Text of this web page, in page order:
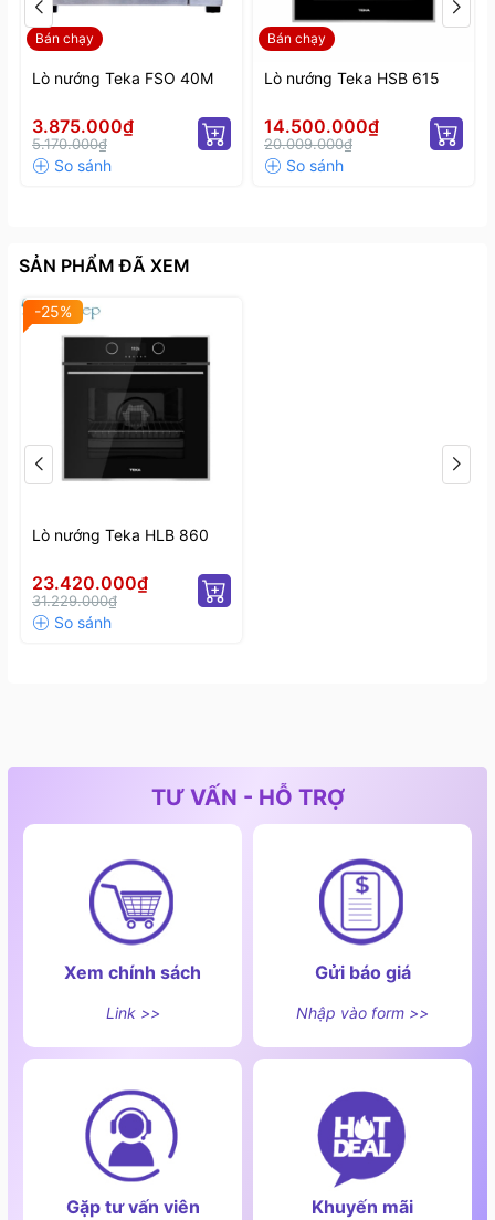
3. Phụ kiện theo kèm
- Khay nướng có rãnh và vỉ nướng
Bán chạy
Lò nướng Teka FSO 40M
3.875.000₫
5.170.000₫
Bán chạy
Lò nướng Teka HSB 615
14.500.000₫
20.009.000₫
SẢN PHẨM ĐÃ XEM
-25%
Lò nướng Teka HLB 860
23.420.000₫
31.229.000₫
TƯ VẤN - HỖ TRỢ
Xem chính sách
Link >>
Gửi báo giá
Nhập vào form >>
Gặp tư vấn viên Khuyến mãi